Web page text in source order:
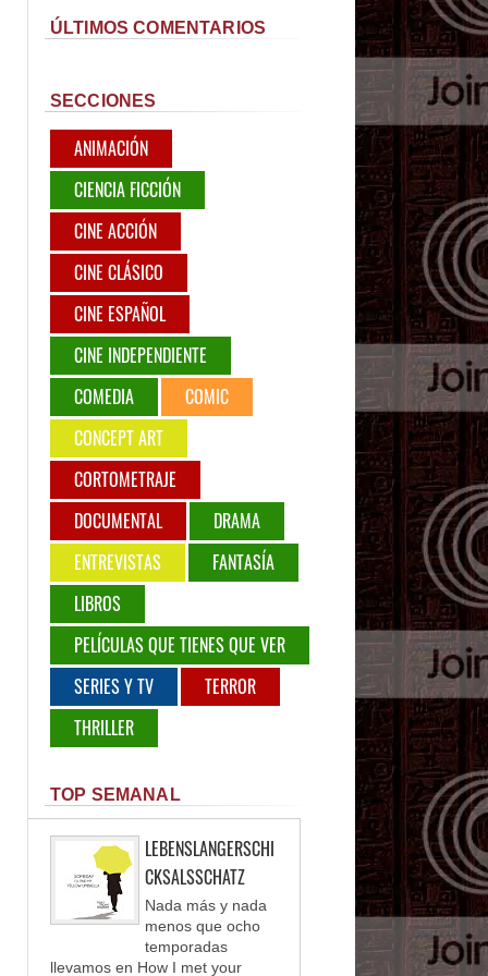
ÚLTIMOS COMENTARIOS
SECCIONES
ANIMACIÓN
CIENCIA FICCIÓN
CINE ACCIÓN
CINE CLÁSICO
CINE ESPAÑOL
CINE INDEPENDIENTE
COMEDIA
COMIC
CONCEPT ART
CORTOMETRAJE
DOCUMENTAL
DRAMA
ENTREVISTAS
FANTASÍA
LIBROS
PELÍCULAS QUE TIENES QUE VER
SERIES Y TV
TERROR
THRILLER
TOP SEMANAL
LEBENSLANGERSCHI
CKSALSSCHATZ
Nada más y nada
menos que ocho
temporadas
llevamos en How I met your